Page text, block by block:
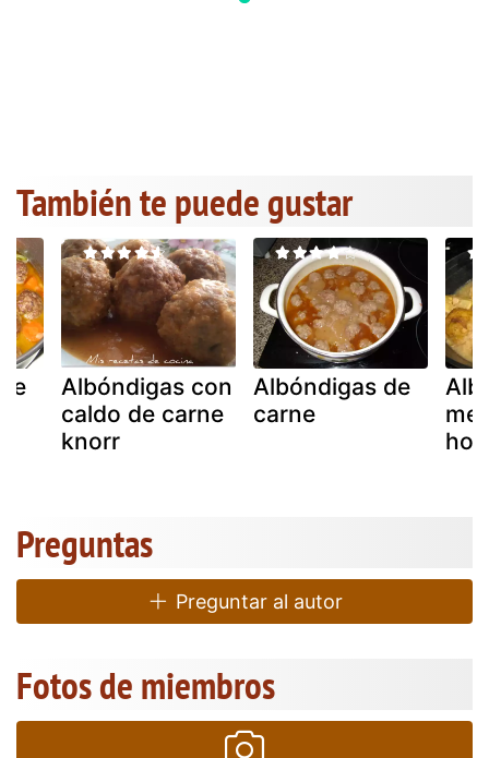
También te puede gustar
Albóndigas con
caldo de carne
knorr
Albóndigas de
carne
Preguntas
Preguntar al autor
Fotos de miembros